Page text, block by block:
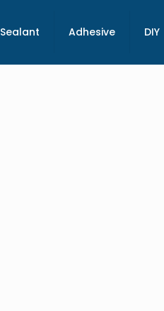
Sealant Adhesive DIY